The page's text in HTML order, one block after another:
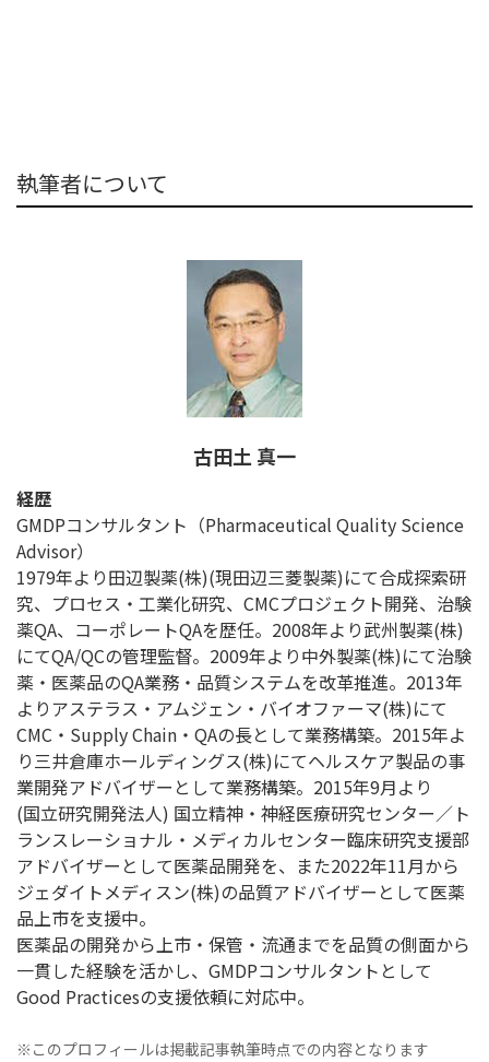
執筆者について
古田土 真一
経歴
GMDPコンサルタント（Pharmaceutical Quality Science
Advisor）
1979年より田辺製薬(株)(現田辺三菱製薬)にて合成探索研
究、プロセス・工業化研究、CMCプロジェクト開発、治験
薬QA、コーポレートQAを歴任。2008年より武州製薬(株)
にてQA/QCの管理監督。2009年より中外製薬(株)にて治験
薬・医薬品のQA業務・品質システムを改革推進。2013年
よりアステラス・アムジェン・バイオファーマ(株)にて
CMC・Supply Chain・QAの長として業務構築。2015年よ
り三井倉庫ホールディングス(株)にてヘルスケア製品の事
業開発アドバイザーとして業務構築。2015年9月より
(国立研究開発法人) 国立精神・神経医療研究センター／ト
ランスレーショナル・メディカルセンター臨床研究支援部
アドバイザーとして医薬品開発を、また2022年11月から
ジェダイトメディスン(株)の品質アドバイザーとして医薬
品上市を支援中。
医薬品の開発から上市・保管・流通までを品質の側面から
一貫した経験を活かし、GMDPコンサルタントとして
Good Practicesの支援依頼に対応中。
※このプロフィールは掲載記事執筆時点での内容となります